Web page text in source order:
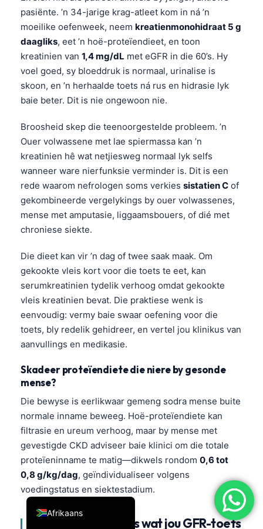
pasiënte. ’n 34-jarige krag-atleet kom in ná ’n
moeilike oefenweek, neem kreatienmonohidraat 5 g
daagliks, eet ’n hoë-proteïendieet, en toon
kreatinien van 1,4 mg/dL met eGFR in die 60’s. Hy
voel goed, sy bloeddruk is normaal, urinalise is
skoon, en ’n herhaalde toets ná rus en hidrasie lyk
baie beter. Dit is nie ongewoon nie.
Broosheid skep die teenoorgestelde probleem. ’n
Ouer volwassene met lae spiermassa kan ’n
kreatinien hê wat netjiesweg normaal lyk selfs
wanneer ware nierfunksie verminder is. Dit is een
rede waarom nefrologen soms verkies sistatien C of
gekombineerde vergelykings by ouer volwassenes,
mense met amputasie, liggaamsbouers, of dié met
chroniese siekte.
Die dieet kan vir ’n dag of twee saak maak. Om
gekookte vleis kort voor die toets te eet, kan
serumkreatinien tydelik verhoog omdat gekookte
vleis kreatinien bevat. Die praktiese wenk is
eenvoudig: vermy baie swaar oefening voor die
toets, bly redelik gehidreer, en vertel jou klinikus van
aanvullings en medikasie.
Skadeer proteïendiete die niere by gesonde
mense?
Die bewyse is eerlikwaar gemeng sodra mense buite
normale inname beweeg. Hoë-proteïendiete kan
filtrasie en ureum verhoog, maar by mense met
gevestigde CKD adviseer baie klinici om die totale
proteïeninname te matig—dikwels rondom 0,6 tot
0,8 g/kg/dag, geïndividualiseer volgens
voedingstatus en siektestadium.
Medisyne en siektes wat jou GFR-toets
Afrikaans
English
Deutsch
العربية
Français
עִבְרִית
Italiano
Español
Ελληνικά
Türkçe
Română
简体中文
فارسی
Dansk
Nederlands
हिन्दी
Bahasa Indonesia
Հայերեն
Íslenska
Српски језик
Svenska
Bosanski
Azərbaycan dili
Eesti
日本語